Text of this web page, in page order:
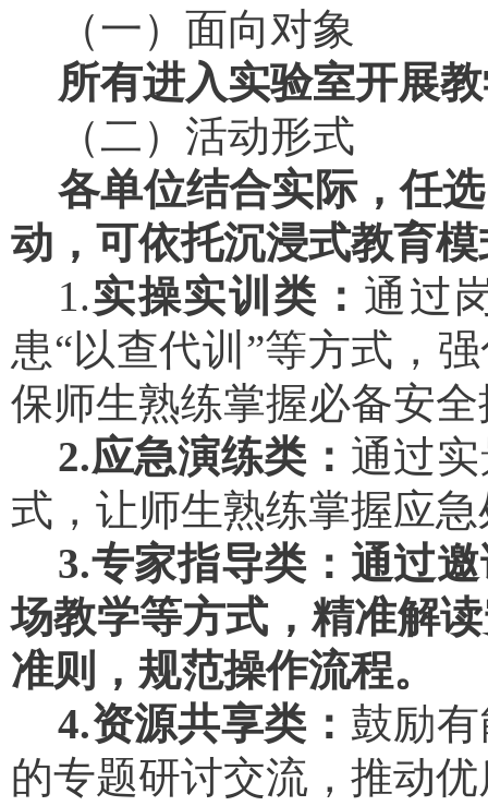
（一） 面向对象
所有进入实验室开展
（二） 活动形式
各单位结合实际，任
动，可依托沉浸式教育
1.实操实训类： 通过
患“以查代训”等方式，
保师生熟练掌握必备安
2.应急演练类： 通过
式，让师生熟练掌握应
3.专家指导类： 通过
场教学等方式 ，精准解
准则，规范操作流程。
4.资源共享类： 鼓励
的专题研讨交流，推动